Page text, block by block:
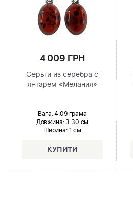
4 009 ГРН
Серьги из серебра с
янтарем «Мелания»
Вага: 4.09 грама
Довжина:3.30 см
Ширина: 1 см